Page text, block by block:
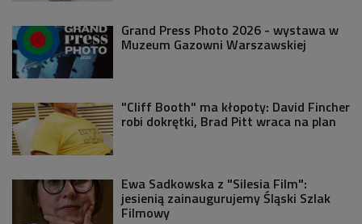
Grand Press Photo 2026 - wystawa w
Muzeum Gazowni Warszawskiej
"Cliff Booth" ma kłopoty: David Fincher
robi dokrętki, Brad Pitt wraca na plan
Ewa Sadkowska z "Silesia Film":
jesienią zainaugurujemy Śląski Szlak
Filmowy